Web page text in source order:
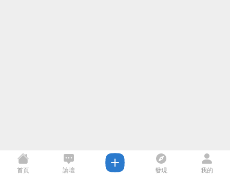
首頁 論壇 發現 我的